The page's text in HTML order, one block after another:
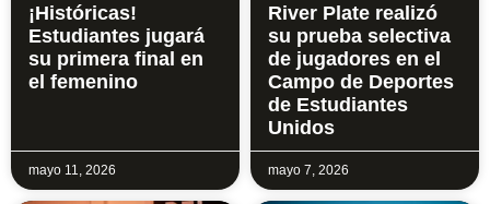
¡Históricas!
Estudiantes jugará
su primera final en
el femenino
mayo 11, 2026
River Plate realizó
su prueba selectiva
de jugadores en el
Campo de Deportes
de Estudiantes
Unidos
mayo 7, 2026